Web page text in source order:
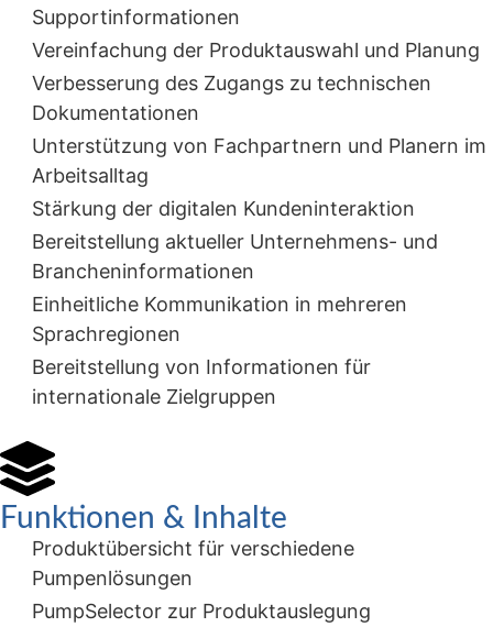
Supportinformationen
Vereinfachung der Produktauswahl und Planung
Verbesserung des Zugangs zu technischen
Dokumentationen
Unterstützung von Fachpartnern und Planern im
Arbeitsalltag
Stärkung der digitalen Kundeninteraktion
Bereitstellung aktueller Unternehmens- und
Brancheninformationen
Einheitliche Kommunikation in mehreren
Sprachregionen
Bereitstellung von Informationen für
internationale Zielgruppen
Funktionen & Inhalte
Produktübersicht für verschiedene
Pumpenlösungen
PumpSelector zur Produktauslegung